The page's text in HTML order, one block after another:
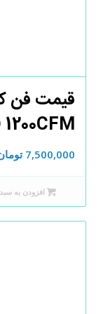
قیمت فن
1200CFM (با پلنیوم باکس)
7,500,000
افزودن به